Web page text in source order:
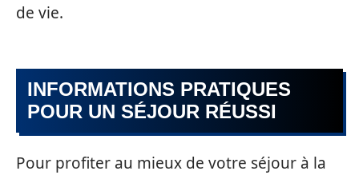
de vie.
INFORMATIONS PRATIQUES
POUR UN SÉJOUR RÉUSSI
Pour profiter au mieux de votre séjour à la